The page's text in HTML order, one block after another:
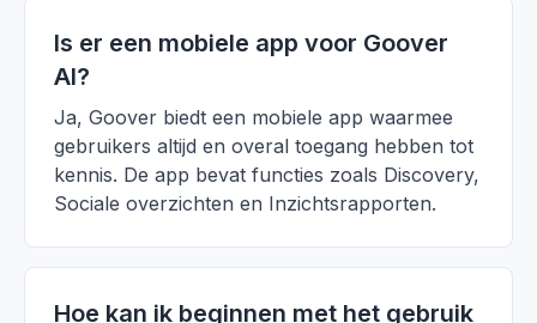
Is er een mobiele app voor Goover
AI?
Ja, Goover biedt een mobiele app waarmee
gebruikers altijd en overal toegang hebben tot
kennis. De app bevat functies zoals Discovery,
Sociale overzichten en Inzichtsrapporten.
Hoe kan ik beginnen met het gebruik